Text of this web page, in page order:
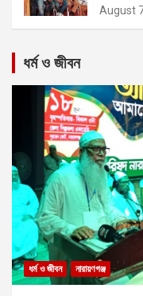
August
ধর্ম ও জীবন
ধর্ম ও জীবন নারায়ণগঞ্জ